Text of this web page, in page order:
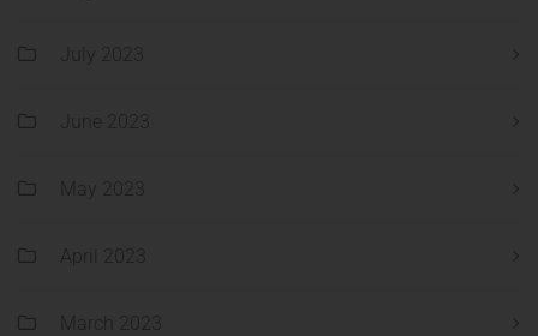
July 2023
June 2023
May 2023
April 2023
March 2023